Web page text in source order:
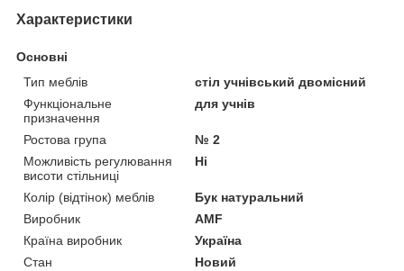
Характеристики
Основні
Тип меблів
стіл учнівський двомісний
Функціональне
призначення
для учнів
Ростова група
№ 2
Можливість регулювання
висоти стільниці
Ні
Колір (відтінок) меблів
Бук натуральний
Виробник
AMF
Країна виробник
Україна
Стан
Новий